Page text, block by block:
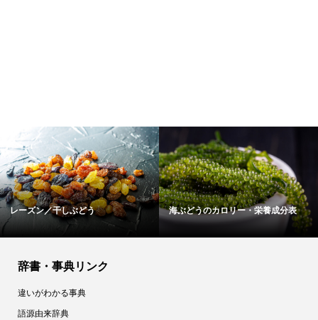
リン えんどう豆のカロリー・栄養成分
辞書・事典リンク
違いがわかる事典
語源由来辞典